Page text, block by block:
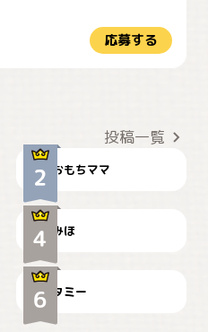
応募する
投稿一覧
おもちママ
見てるぞぉ
みほ
ドーベルマンのお友達邸に
て
タミー